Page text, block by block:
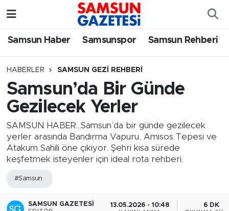
Samsun Haber Samsunspor Samsun Rehberi
HABERLER SAMSUN GEZI REHBERI
Samsun’da Bir Günde
Gezilecek Yerler
SAMSUN HABER...Samsun’da bir günde gezilecek
yerler arasında Bandırma Vapuru, Amisos Tepesi ve
Atakum Sahili öne çıkıyor. Şehri kısa sürede
keşfetmek isteyenler için ideal rota rehberi.
#Samsun
SAMSUN GAZETESI 13.05.2026 - 10:48 6 DK
Samsun Haber
Samsun Rehberi
Samsun Nöbetçi Eczaneler
Samsun Hava Durumu
SAMSUN Namaz Vakitleri
Süper Lig Puan Durumu ve Fikstür